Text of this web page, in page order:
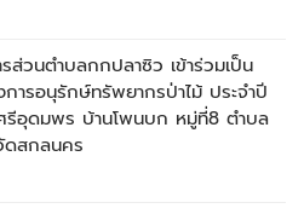
ส่วนตำบลกกปลาซิว เข้าร่วมเป็น
การอนุรักษ์ทรัพยากรป่าไม้ ประจำปี
อุดมพร บ้านโพนบก หมู่ที่8 ตำบล
ดสกลนคร